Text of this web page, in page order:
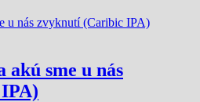
akú sme u nás